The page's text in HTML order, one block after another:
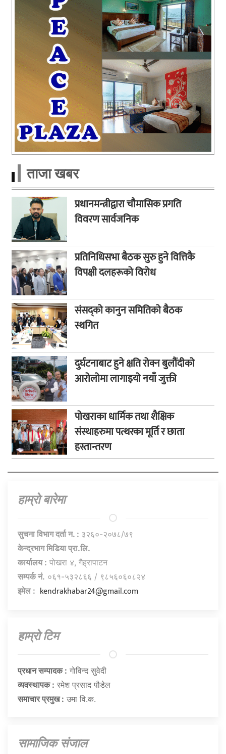
ताजा खबर
प्रधानमन्त्रीद्वारा चौमासिक प्रगति
विवरण सार्वजनिक
प्रतिनिधिसभा बैठक सुरु हुने वित्तिकै
विपक्षी दलहरूको विरोध
संसद्को कानुन समितिको बैठक
स्थगित
दुर्घटनाबाट हुने क्षति रोक्न बुलौंदीको
आरोलोमा लागाइयो नयाँ जुक्ती
पोखराका धार्मिक तथा शैक्षिक
संस्थाहरुमा पत्थरका मूर्ति र छाता
हस्तान्तरण
हाम्राे बारेमा
सुचना विभाग दर्ता न. : ३२६०-२०७८/७९
केन्द्रभाग मिडिया प्रा.लि.
कार्यालय : पोखरा ४, गैह्रापाटन
सम्पर्क नं. ०६१-५३२८६६ / ९८५६०६०८२४
इमेल : kendrakhabar24@gmail.com
हाम्राे टिम
प्रधान सम्पादक : गाेविन्द सुवेदी
व्यवस्थापक : रमेश प्रसाद पौडेल
समाचार प्रमुख : उमा वि.क.
सामाजिक संजाल